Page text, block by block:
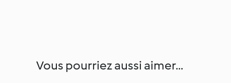
Vous pourriez aussi aimer...